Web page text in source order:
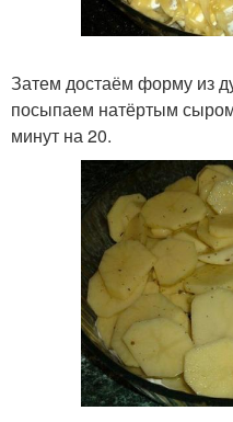
Затем достаём форму из
посыпаем натёртым
минут на 20.